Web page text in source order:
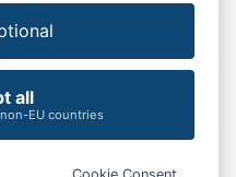
gestalten und fortlaufend
Cookies. Durch die weitere
all
EU countries